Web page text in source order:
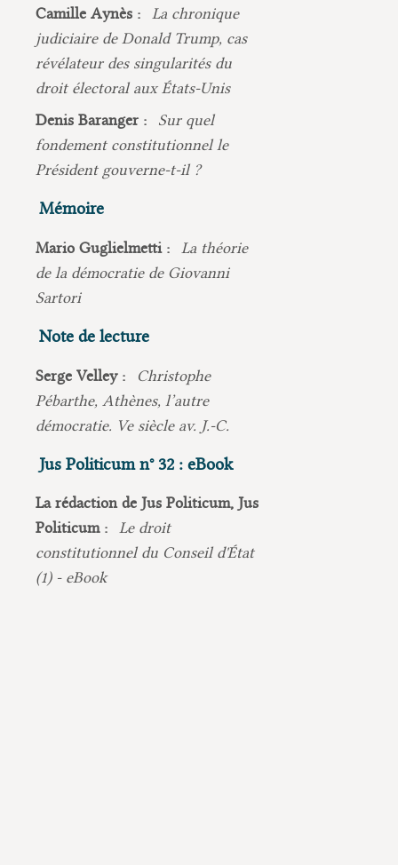
Camille Aynès :
La chronique
judiciaire de Donald Trump, cas
révélateur des singularités du
droit électoral aux États-Unis
Denis Baranger :
Sur quel
fondement constitutionnel le
Président gouverne-t-il ?
Mémoire
Mario Guglielmetti :
La théorie
de la démocratie de Giovanni
Sartori
Note de lecture
Serge Velley :
Christophe
Pébarthe, Athènes, l’autre
démocratie. Ve siècle av. J.-C.
Jus Politicum n° 32 : eBook
La rédaction de Jus Politicum, Jus
Politicum :
Le droit
constitutionnel du Conseil d'État
(1) - eBook